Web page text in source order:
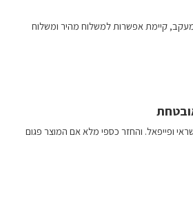
קיימת אפשרות למשלוח מהיר​ ומשלוח
ופייפאל. והחזר כספי מלא אם המוצר פגום